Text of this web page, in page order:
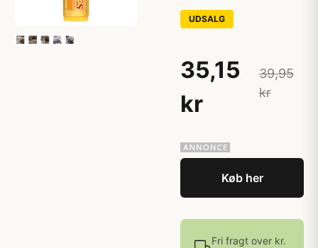
UDSALG
35,15
kr
39,95
kr
Køb her
Fri fragt over kr.